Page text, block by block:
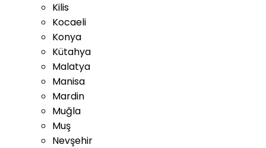
Kilis
Kocaeli
Konya
Kütahya
Malatya
Manisa
Mardin
Muğla
Muş
Nevşehir